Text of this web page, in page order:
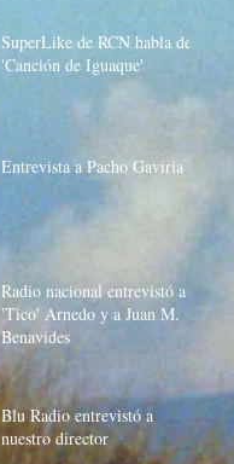
SuperLike de RCN habla de
'Canción de Iguaque'
Entrevista a Pacho Gaviria
Radio nacional entrevistó a
'Tico' Arnedo y a Juan M.
Benavides
Blu Radio entrevistó a
nuestro director